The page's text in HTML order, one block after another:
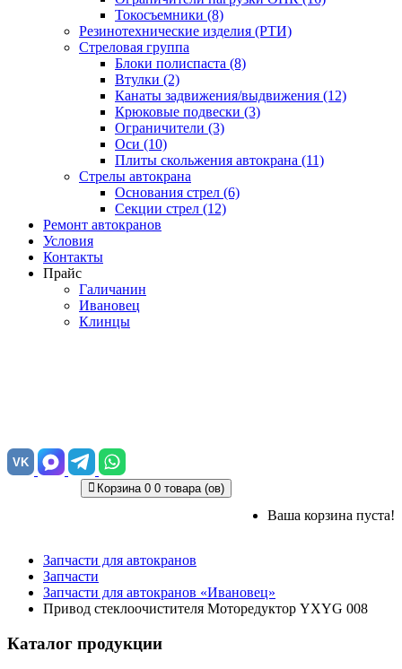
Токосъемники (8)
Резинотехнические изделия (РТИ)
Стреловая группа
Блоки полиспаста (8)
Втулки (2)
Канаты задвижения/выдвижения (12)
Крюковые подвески (3)
Ограничители (3)
Оси (10)
Плиты скольжения автокрана (11)
Стрелы автокрана
Основания стрел (6)
Секции стрел (12)
Ремонт автокранов
Условия
Контакты
Прайс
Галичанин
Ивановец
Клинцы
VK
Корзина 0 0 товара (ов)
Ваша корзина пуста!
Запчасти для автокранов
Запчасти
Запчасти для автокранов «Ивановец»
Привод стеклоочистителя Моторедуктор YXYG 008
Каталог продукции